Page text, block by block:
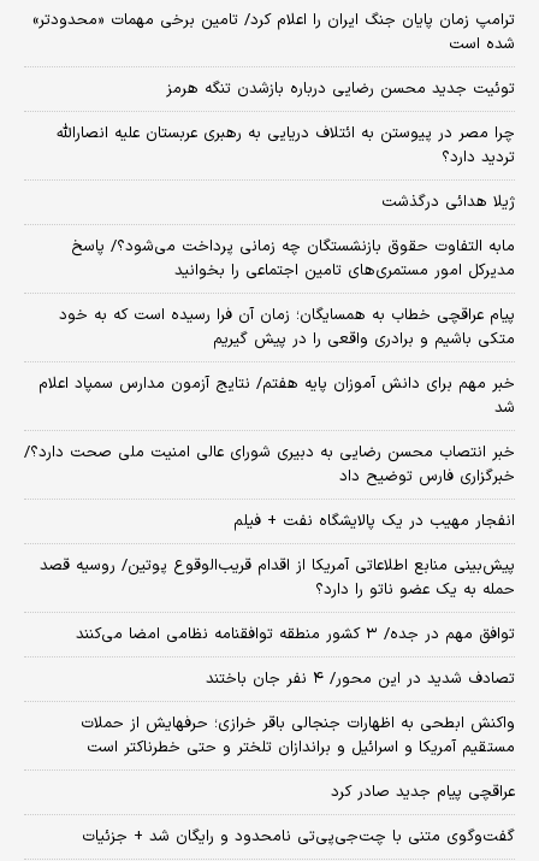
ترامپ زمان پایان جنگ ایران را اعلام کرد/ تامین برخی مهمات «محدودتر»
شده است
توئیت جدید محسن رضایی درباره بازشدن تنگه هرمز
چرا مصر در پیوستن به ائتلاف دریایی به رهبری عربستان علیه انصارالله
تردید دارد؟
ژیلا هدائی درگذشت
مابه التفاوت حقوق بازنشستگان چه زمانی پرداخت می‌شود؟/ پاسخ
مدیرکل امور مستمری‌های تامین اجتماعی را بخوانید
پیام عراقچی خطاب به همسایگان؛ زمان آن فرا رسیده است که به خود
متکی باشیم و برادری واقعی را در پیش گیریم
خبر مهم برای دانش آموزان پایه هفتم/ نتایج آزمون مدارس سمپاد اعلام
شد
خبر انتصاب محسن رضایی به دبیری شورای عالی امنیت ملی صحت دارد؟/
خبرگزاری فارس توضیح داد
انفجار مهیب در یک پالایشگاه نفت + فیلم
پیش‌بینی منابع اطلاعاتی آمریکا از اقدام قریب‌الوقوع پوتین/ روسیه قصد
حمله به یک عضو ناتو را دارد؟
توافق مهم در جده/ ۳ کشور منطقه توافقنامه نظامی امضا می‌کنند
تصادف شدید در این محور/ ۴ نفر جان باختند
واکنش ابطحی به اظهارات جنجالی باقر خرازی؛ حرفهایش از حملات
مستقیم آمریکا و اسرائیل و براندازان تلختر و حتی خطرناکتر است
عراقچی پیام جدید صادر کرد
گفت‌وگوی متنی با چت‌جی‌پی‌تی نامحدود و رایگان شد + جزئیات